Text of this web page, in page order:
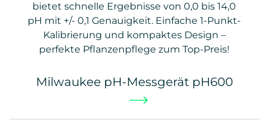
bietet schnelle Ergebnisse von 0,0 bis 14,0
pH mit +/- 0,1 Genauigkeit. Einfache 1-Punkt-
Kalibrierung und kompaktes Design –
perfekte Pflanzenpflege zum Top-Preis!
Milwaukee pH-Messgerät pH600